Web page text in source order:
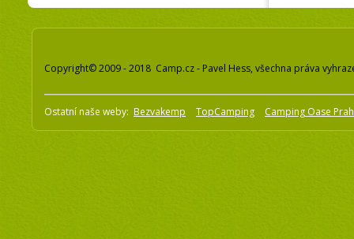
Copyright© 2009 - 2018 Camp.cz - Pavel Hess, všechna práva
Ostatní naše weby: Bezvakemp TopCamping Camping Oase